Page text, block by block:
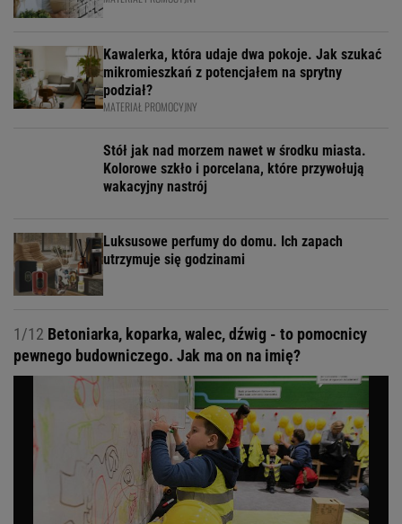
Kawalerka, która udaje dwa pokoje. Jak szukać
mikromieszkań z potencjałem na sprytny
podział?
MATERIAŁ PROMOCYJNY
Stół jak nad morzem nawet w środku miasta.
Kolorowe szkło i porcelana, które przywołują
wakacyjny nastrój
Luksusowe perfumy do domu. Ich zapach
utrzymuje się godzinami
1/12 Betoniarka, koparka, walec, dźwig - to pomocnicy
pewnego budowniczego. Jak ma on na imię?